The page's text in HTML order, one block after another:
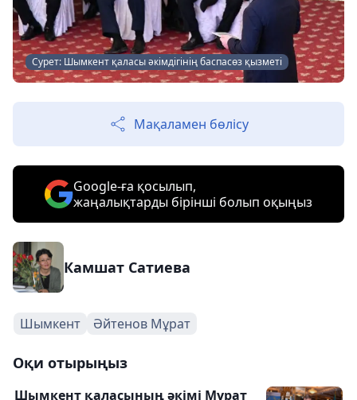
Сурет: Шымкент қаласы әкімдігінің баспасөз қызметі
Мақаламен бөлісу
Google-ға қосылып,
жаңалықтарды бірінші болып оқыңыз
Камшат Сатиева
Шымкент Әйтенов Мұрат
Оқи отырыңыз
Шымкент қаласының әкімі Мұрат